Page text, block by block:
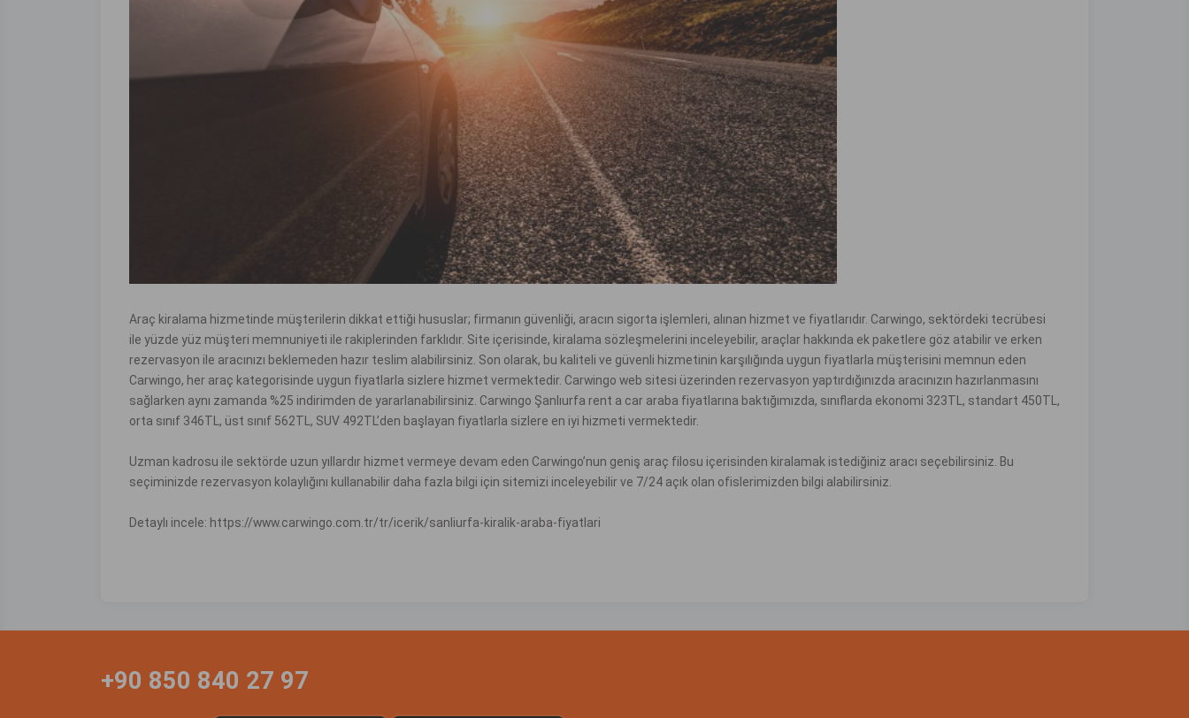
Araç kiralama hizmetinde müşterilerin dikkat ettiği hususlar; firmanın güvenliği, aracın sigorta işlemleri, alınan hizmet ve fiyatlarıdır. Carwingo, sektördeki tecrübesi
ile yüzde yüz müşteri memnuniyeti ile rakiplerinden farklıdır. Site içerisinde, kiralama sözleşmelerini inceleyebilir, araçlar hakkında ek paketlere göz atabilir ve erken
rezervasyon ile aracınızı beklemeden hazır teslim alabilirsiniz. Son olarak, bu kaliteli ve güvenli hizmetinin karşılığında uygun fiyatlarla müşterisini memnun eden
Carwingo, her araç kategorisinde uygun fiyatlarla sizlere hizmet vermektedir. Carwingo web sitesi üzerinden rezervasyon yaptırdığınızda aracınızın hazırlanmasını
sağlarken aynı zamanda %25 indirimden de yararlanabilirsiniz. Carwingo Şanlıurfa rent a car araba fiyatlarına baktığımızda, sınıflarda ekonomi 323TL, standart 450TL,
orta sınıf 346TL, üst sınıf 562TL, SUV 492TL’den başlayan fiyatlarla sizlere en iyi hizmeti vermektedir.
Uzman kadrosu ile sektörde uzun yıllardır hizmet vermeye devam eden Carwingo’nun geniş araç filosu içerisinden kiralamak istediğiniz aracı seçebilirsiniz. Bu
seçiminizde rezervasyon kolaylığını kullanabilir daha fazla bilgi için sitemizi inceleyebilir ve 7/24 açık olan ofislerimizden bilgi alabilirsiniz.
Detaylı incele: https://www.carwingo.com.tr/tr/icerik/sanliurfa-kiralik-araba-fiyatlari
+90 850 840 27 97